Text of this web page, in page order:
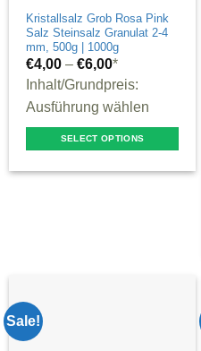
product
page
Kristallsalz Grob Rosa Pink
Salz Steinsalz Granulat 2-4
mm, 500g | 1000g
€4,00 –€6,00*
Inhalt/Grundpreis:
Ausführung wählen
SELECT OPTIONS
may
be
Sale!